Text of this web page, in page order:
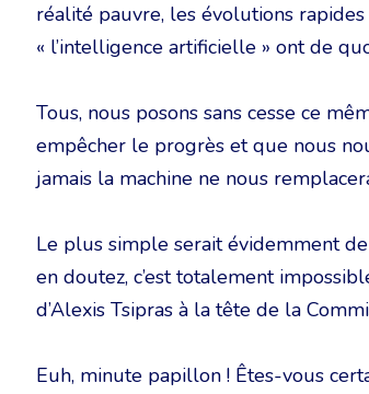
réalité pauvre, les évolutions rapides
« l’intelligence artificielle » ont de
Tous, nous posons sans cesse ce
empêcher le progrès et que nous
jamais la machine ne nous
Le plus simple serait évidemment
en doutez, c’est totalement
d’Alexis Tsipras à la tête de la
Euh, minute papillon ! Êtes-vous